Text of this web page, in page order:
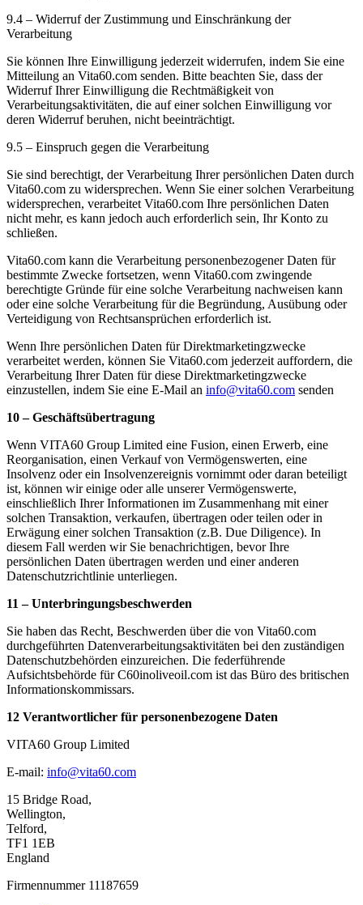
9.4 – Widerruf der Zustimmung und Einschränkung der
Verarbeitung
Sie können Ihre Einwilligung jederzeit widerrufen, indem Sie eine
Mitteilung an Vita60.com senden. Bitte beachten Sie, dass der
Widerruf Ihrer Einwilligung die Rechtmäßigkeit von
Verarbeitungsaktivitäten, die auf einer solchen Einwilligung vor
deren Widerruf beruhen, nicht beeinträchtigt.
9.5 – Einspruch gegen die Verarbeitung
Sie sind berechtigt, der Verarbeitung Ihrer persönlichen Daten durch
Vita60.com zu widersprechen. Wenn Sie einer solchen Verarbeitung
widersprechen, verarbeitet Vita60.com Ihre persönlichen Daten
nicht mehr, es kann jedoch auch erforderlich sein, Ihr Konto zu
schließen.
Vita60.com kann die Verarbeitung personenbezogener Daten für
bestimmte Zwecke fortsetzen, wenn Vita60.com zwingende
berechtigte Gründe für eine solche Verarbeitung nachweisen kann
oder eine solche Verarbeitung für die Begründung, Ausübung oder
Verteidigung von Rechtsansprüchen erforderlich ist.
Wenn Ihre persönlichen Daten für Direktmarketingzwecke
verarbeitet werden, können Sie Vita60.com jederzeit auffordern, die
Verarbeitung Ihrer Daten für diese Direktmarketingzwecke
einzustellen, indem Sie eine E-Mail an info@vita60.com senden
10 – Geschäftsübertragung
Wenn VITA60 Group Limited eine Fusion, einen Erwerb, eine
Reorganisation, einen Verkauf von Vermögenswerten, eine
Insolvenz oder ein Insolvenzereignis vornimmt oder daran beteiligt
ist, können wir einige oder alle unserer Vermögenswerte,
einschließlich Ihrer Informationen im Zusammenhang mit einer
solchen Transaktion, verkaufen, übertragen oder teilen oder in
Erwägung einer solchen Transaktion (z.B. Due Diligence). In
diesem Fall werden wir Sie benachrichtigen, bevor Ihre
persönlichen Daten übertragen werden und einer anderen
Datenschutzrichtlinie unterliegen.
11 – Unterbringungsbeschwerden
Sie haben das Recht, Beschwerden über die von Vita60.com
durchgeführten Datenverarbeitungsaktivitäten bei den zuständigen
Datenschutzbehörden einzureichen. Die federführende
Aufsichtsbehörde für C60inoliveoil.com ist das Büro des britischen
Informationskommissars.
12 Verantwortlicher für personenbezogene Daten
VITA60 Group Limited
E-mail: info@vita60.com
15 Bridge Road,
Wellington,
Telford,
TF1 1EB
England
Firmennummer 11187659